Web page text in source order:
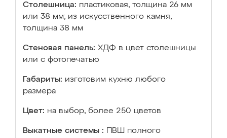
Столешница: пластиковая, толщина 26 мм
или 38 мм; из искусственного камня,
толщина 38 мм
Стеновая панель: ХДФ в цвет столешницы
или с фотопечатью
Габариты: изготовим кухню любого
размера
Цвет: на выбор, более 250 цветов
Выкатные системы :
ПВШ полного